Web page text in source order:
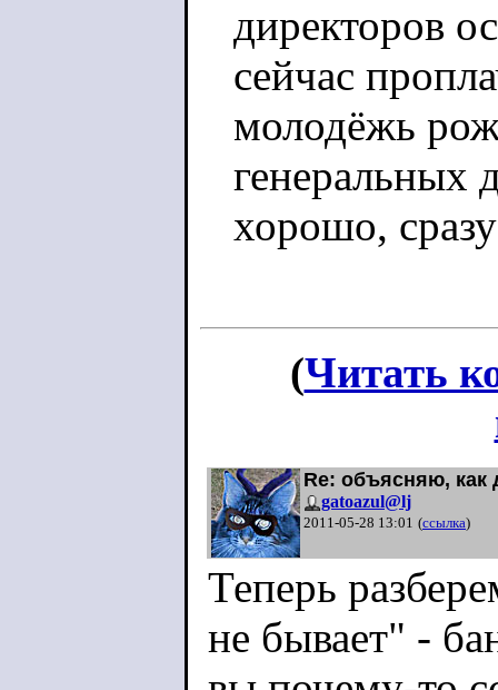
директоров
сейчас
молодёжь
генеральных
хорошо,
(Читать
Re: объясняю, как
gatoazul@lj
2011-05-28 13:01 (ссылка)
Теперь
не бывает" -